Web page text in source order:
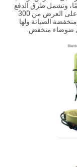
صندوق خشبي.وقت التسليم هو 7-15 يومًا، وتشمل طرق الدفع
L/C، T/T، Western Union، Paypal.لدينا القدرة على العرض من 300
الصيانة ولها
ضوضاء منخفض.